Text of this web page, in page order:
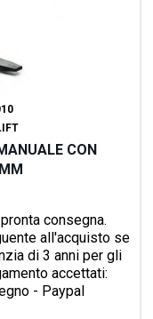
CON
consegna.
all'acquisto se
di 3 anni per gli
accettati:
- Paypal